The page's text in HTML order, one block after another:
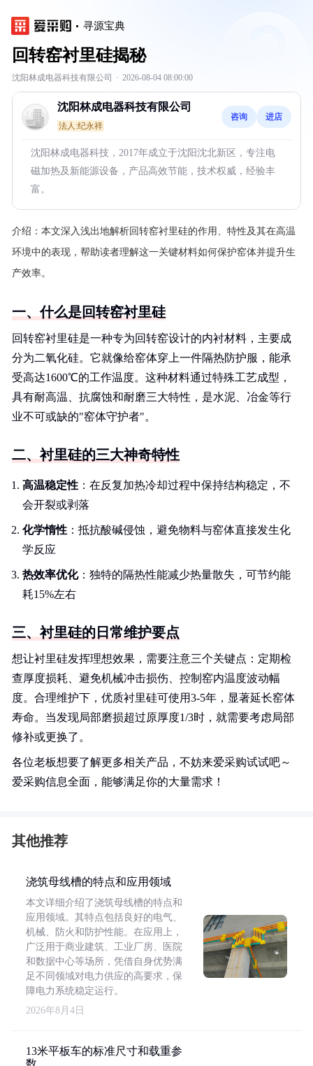
寻源宝典
回转窑衬里硅揭秘
沈阳林成电器科技有限公司 · 2026-08-04 08:00:00
沈阳林成电器科技有限公司
法人:纪永祥
咨询 进店
沈阳林成电器科技，2017年成立于沈阳沈北新区，专注电
磁加热及新能源设备，产品高效节能，技术权威，经验丰
富。
介绍： 本文深入浅出地解析回转窑衬里硅的作用、特性及其在高温
环境中的表现，帮助读者理解这一关键材料如何保护窑体并提升生
产效率。
一、什么是回转窑衬里硅
回转窑衬里硅是一种专为回转窑设计的内衬材料，主要成
分为二氧化硅。它就像给窑体穿上一件隔热防护服，能承
受高达1600℃的工作温度。这种材料通过特殊工艺成型，
具有耐高温、抗腐蚀和耐磨三大特性，是水泥、冶金等行
业不可或缺的"窑体守护者"。
二、衬里硅的三大神奇特性
高温稳定性 ：在反复加热冷却过程中保持结构稳定，不
会开裂或剥落
化学惰性 ：抵抗酸碱侵蚀，避免物料与窑体直接发生化
学反应
热效率优化：独特的隔热性能减少热量散失，可节约能
耗15%左右
三、衬里硅的日常维护要点
想让衬里硅发挥理想效果，需要注意三个关键点：定期检
查厚度损耗、避免机械冲击损伤、控制窑内温度波动幅
度。合理维护下，优质衬里硅可使用3-5年，显著延长窑体
寿命。当发现局部磨损超过原厚度1/3时，就需要考虑局部
修补或更换了。
各位老板想要了解更多相关产品，不妨来爱采购试试吧～
爱采购信息全面，能够满足你的大量需求！
其他推荐
浇筑母线槽的特点和应用领域
本文详细介绍了浇筑母线槽的特点和
应用领域。其特点包括良好的电气、
机械、防火和防护性能。在应用上，
广泛用于商业建筑、工业厂房、医院
和数据中心等场所，凭借自身优势满
足不同领域对电力供应的高要求，保
障电力系统稳定运行。
2026年8月4日
13米平板车的标准尺寸和载重参
数